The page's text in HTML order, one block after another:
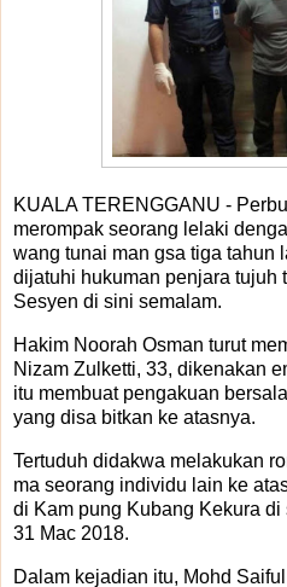
KUALA TERENGGANU -
merompak seorang lelaki
wang tunai man gsa tiga tahun
dijatuhi hukuman penjara tujuh
Sesyen di sini semalam.
Hakim Noorah Osman turut
Nizam Zulketti, 33, dikenakan
itu membuat pengakuan
yang disa bitkan ke atasnya.
Tertuduh didakwa melakukan
ma seorang individu lain ke
di Kam pung Kubang Kekura
31 Mac 2018.
Dalam kejadian itu, Mohd